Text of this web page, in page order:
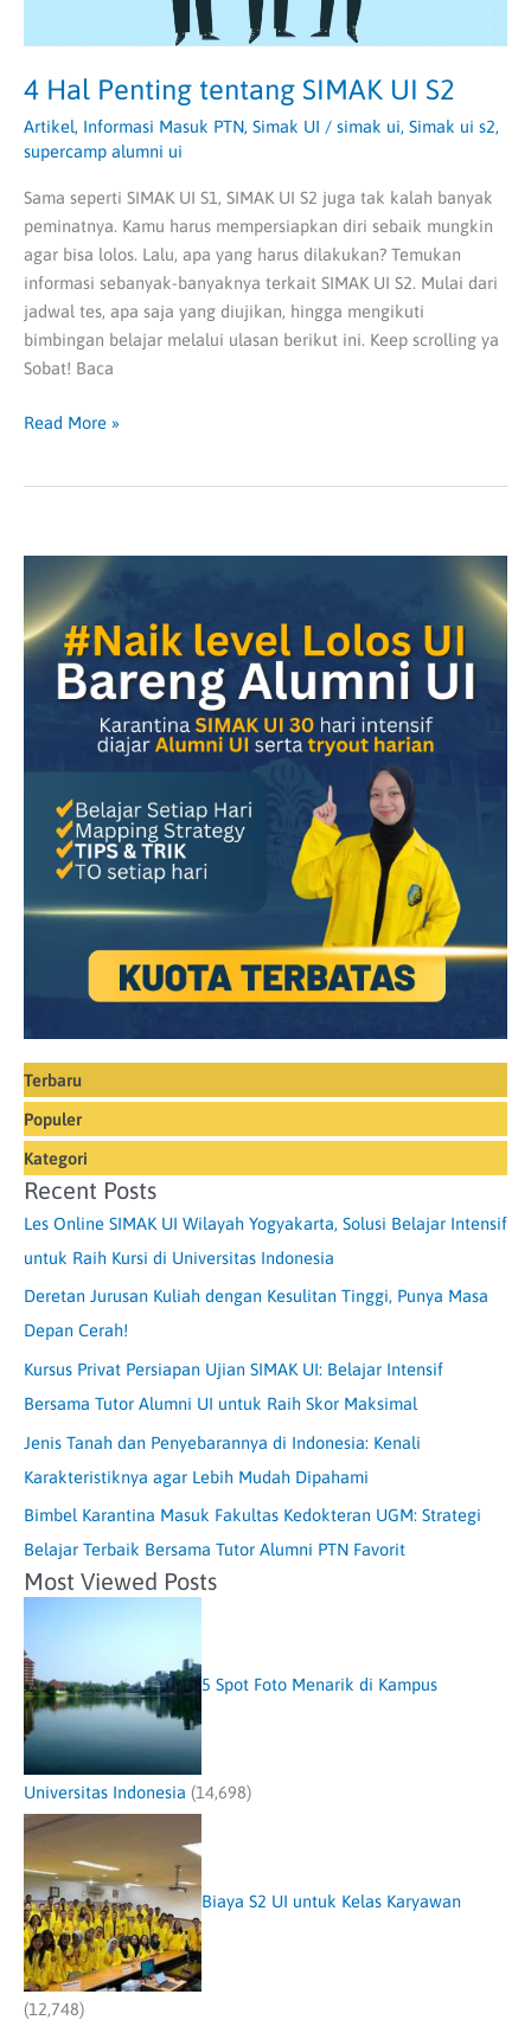
4 Hal Penting tentang SIMAK UI S2
Artikel, Informasi Masuk PTN, Simak UI / simak ui, Simak ui s2,
supercamp alumni ui
Sama seperti SIMAK UI S1, SIMAK UI S2 juga tak kalah banyak
peminatnya. Kamu harus mempersiapkan diri sebaik mungkin
agar bisa lolos. Lalu, apa yang harus dilakukan? Temukan
informasi sebanyak-banyaknya terkait SIMAK UI S2. Mulai dari
jadwal tes, apa saja yang diujikan, hingga mengikuti
bimbingan belajar melalui ulasan berikut ini. Keep scrolling ya
Sobat! Baca
Read More »
Terbaru
Populer
Kategori
Recent Posts
Les Online SIMAK UI Wilayah Yogyakarta, Solusi Belajar Intensif
untuk Raih Kursi di Universitas Indonesia
Deretan Jurusan Kuliah dengan Kesulitan Tinggi, Punya Masa
Depan Cerah!
Kursus Privat Persiapan Ujian SIMAK UI: Belajar Intensif
Bersama Tutor Alumni UI untuk Raih Skor Maksimal
Jenis Tanah dan Penyebarannya di Indonesia: Kenali
Karakteristiknya agar Lebih Mudah Dipahami
Bimbel Karantina Masuk Fakultas Kedokteran UGM: Strategi
Belajar Terbaik Bersama Tutor Alumni PTN Favorit
Most Viewed Posts
5 Spot Foto Menarik di Kampus
Universitas Indonesia (14,698)
Biaya S2 UI untuk Kelas Karyawan
(12,748)